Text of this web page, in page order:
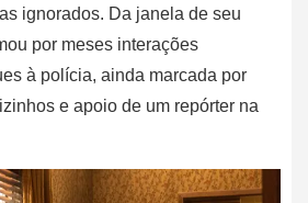
ignorados. Da janela de seu
por meses interações
à polícia, ainda marcada por
e apoio de um repórter na